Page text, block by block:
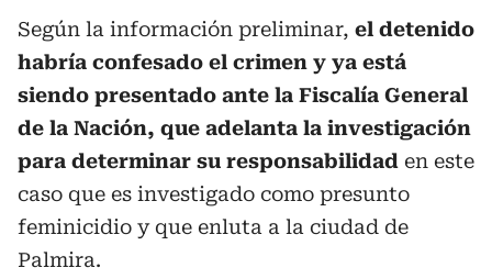
Según la información preliminar, el detenido
habría confesado el crimen y ya está
siendo presentado ante la Fiscalía General
de la Nación, que adelanta la investigación
para determinar su responsabilidad en este
caso que es investigado como presunto
feminicidio y que enluta a la ciudad de
Palmira.